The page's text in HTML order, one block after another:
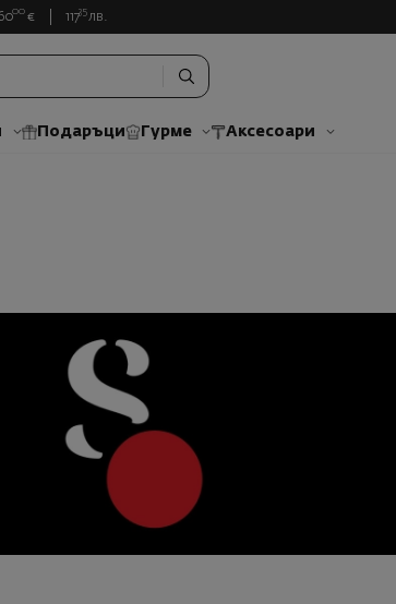
00 € 11735 лв.
Подаръци Гурме Аксесоари